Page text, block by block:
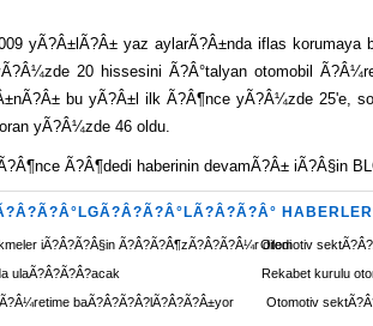
yÃ?Â±lÃ?Â± yaz aylarÃ?Â±nda iflas korumaya
20 hissesini Ã?Â°talyan otomobil
bu yÃ?Â±l ilk Ã?Â¶nce yÃ?Â¼zde 25'e,
yÃ?Â¼zde 46 oldu.
Ã?Â¶dedi haberinin devamÃ?Â± iÃ?Â§in
HABERLER
iÃ?Â?Ã?Â§in Ã?Â?Ã?Â¶zÃ?Â?Ã?Â¼r diledi
Otomotiv
ulaÃ?Â?Ã?Â?acak
Rekabet kurulu
baÃ?Â?Ã?Â?lÃ?Â?Ã?Â±yor
Otomotiv